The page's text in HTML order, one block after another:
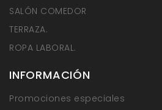
SALÓN COMEDOR
TERRAZA.
ROPA LABORAL.
INFORMACIÓN
Promociones especiales